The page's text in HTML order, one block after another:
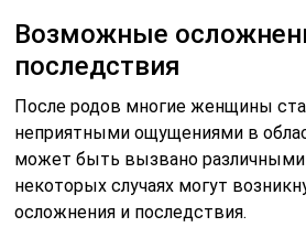
Возможные
последствия
После родов многие женщины
неприятными ощущениями в
может быть вызвано различными
некоторых случаях могут
осложнения и последствия.